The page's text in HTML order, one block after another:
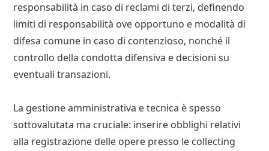
responsabilità in caso di reclami di terzi, definendo
limiti di responsabilità ove opportuno e modalità di
difesa comune in caso di contenzioso, nonché il
controllo della condotta difensiva e decisioni su
eventuali transazioni.
La gestione amministrativa e tecnica è spesso
sottovalutata ma cruciale: inserire obblighi relativi
alla registrazione delle opere presso le collecting